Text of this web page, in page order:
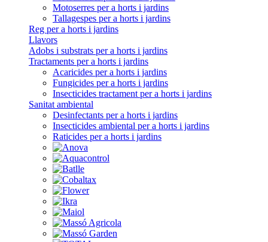
Motoserres per a horts i jardins
Tallagespes per a horts i jardins
Reg per a horts i jardins
Llavors
Adobs i substrats per a horts i jardins
Tractaments per a horts i jardins
Acaricides per a horts i jardins
Fungicides per a horts i jardins
Insecticides tractament per a horts i jardins
Sanitat ambiental
Desinfectants per a horts i jardins
Insecticides ambiental per a horts i jardins
Raticides per a horts i jardins